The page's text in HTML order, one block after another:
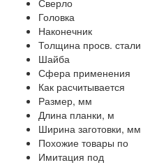
Сверло
Головка
Наконечник
Толщина просв. стали
Шайба
Сфера применения
Как расчитывается
Размер, мм
Длина планки, м
Ширина заготовки, мм
Похожие товары по
Имитация под